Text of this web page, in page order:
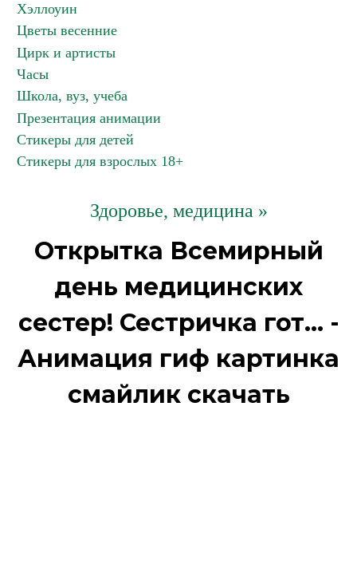
Хэллоуин
Цветы весенние
Цирк и артисты
Часы
Школа, вуз, учеба
Презентация анимации
Стикеры для детей
Стикеры для взрослых 18+
Здоровье, медицина »
Открытка Всемирный
день медицинских
сестер! Сестричка гот... -
Анимация гиф картинка
смайлик скачать